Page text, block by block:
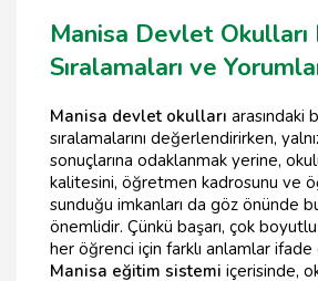
Manisa Devlet Okulları
Sıralamaları ve
Manisa devlet okulları arasındaki
sıralamalarını değerlendirirken,
sonuçlarına odaklanmak yerine,
kalitesini, öğretmen kadrosunu ve
sunduğu imkanları da göz önünde
önemlidir. Çünkü başarı, çok
her öğrenci için farklı anlamlar ifade
Manisa eğitim sistemi içerisinde,